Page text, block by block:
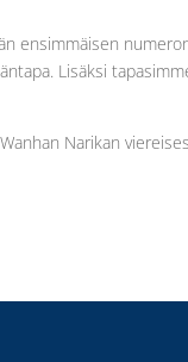
ensimmäisen
Lisäksi
Narikan